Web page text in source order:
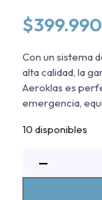
$399.990
Con un sistema
alta calidad, la
Aeroklas es
emergencia,
10 disponibles
−
de